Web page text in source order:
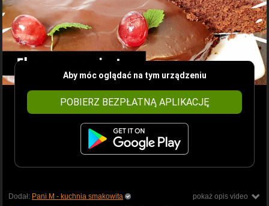
Aby móc oglądać na tym urządzeniu
POBIERZ BEZPŁATNĄ APLIKACJĘ
pokaż opis video
Dodał: Pani M - kuchnia smakowita